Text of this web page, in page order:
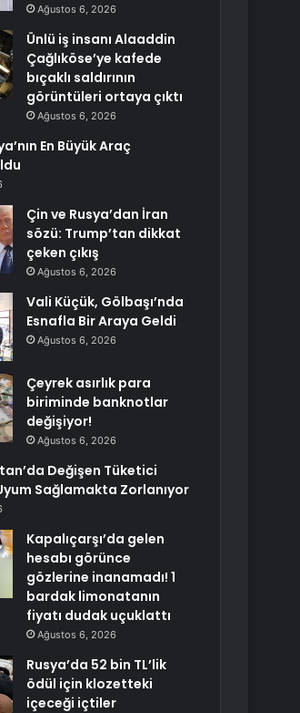
Ağustos 6, 2026
Ünlü iş insanı Alaaddin
Çağlıköse’ye kafede
bıçaklı saldırının
görüntüleri ortaya çıktı
Ağustos 6, 2026
En Büyük Araç
Çin ve Rusya’dan İran
sözü: Trump’tan dikkat
çeken çıkış
Ağustos 6, 2026
Vali Küçük, Gölbaşı’nda
Esnafla Bir Araya Geldi
Ağustos 6, 2026
Çeyrek asırlık para
biriminde banknotlar
değişiyor!
Ağustos 6, 2026
Değişen Tüketici
Sağlamakta Zorlanıyor
Kapalıçarşı’da gelen
hesabı görünce
gözlerine inanamadı! 1
bardak limonatanın
fiyatı dudak uçuklattı
Ağustos 6, 2026
Rusya’da 52 bin TL’lik
ödül için klozetteki
içeceği içtiler